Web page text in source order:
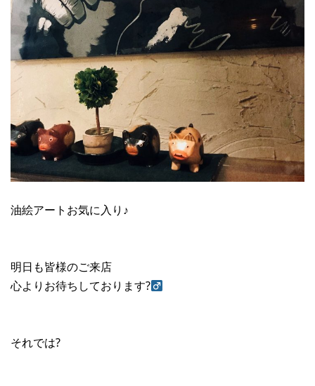
油絵アートお気に入り♪
明日も皆様のご来店
心よりお待ちしております?‍
それでは?